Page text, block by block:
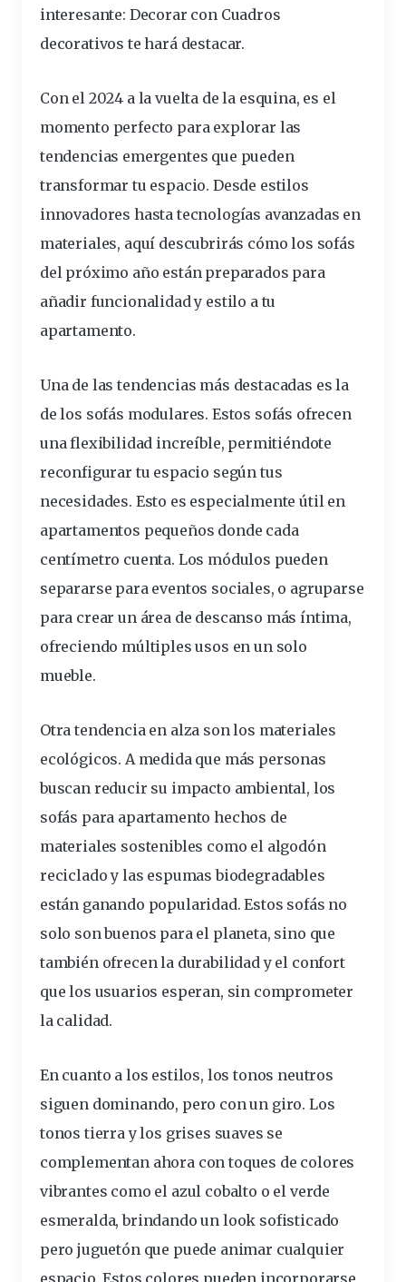
interesante: Decorar con Cuadros
decorativos te hará destacar.
Con el 2024 a la vuelta de la esquina, es el
momento perfecto para explorar las
tendencias emergentes que pueden
transformar tu espacio. Desde estilos
innovadores hasta tecnologías avanzadas en
materiales, aquí descubrirás cómo los sofás
del próximo año están preparados para
añadir funcionalidad y estilo a tu
apartamento.
Una de las tendencias más destacadas es la
de los sofás modulares. Estos sofás ofrecen
una flexibilidad increíble, permitiéndote
reconfigurar tu espacio según tus
necesidades. Esto es especialmente útil en
apartamentos pequeños donde cada
centímetro cuenta. Los módulos pueden
separarse para eventos sociales, o agruparse
para crear un área de descanso más íntima,
ofreciendo múltiples usos en un solo
mueble.
Otra tendencia en alza son los materiales
ecológicos. A medida que más personas
buscan reducir su impacto ambiental, los
sofás para apartamento hechos de
materiales sostenibles como el algodón
reciclado y las espumas biodegradables
están ganando popularidad. Estos sofás no
solo son buenos para el planeta, sino que
también ofrecen la durabilidad y el confort
que los usuarios esperan, sin comprometer
la calidad.
En cuanto a los estilos, los tonos neutros
siguen dominando, pero con un giro. Los
tonos tierra y los grises suaves se
complementan ahora con toques de colores
vibrantes como el azul cobalto o el verde
esmeralda, brindando un look sofisticado
pero juguetón que puede animar cualquier
espacio. Estos colores pueden incorporarse